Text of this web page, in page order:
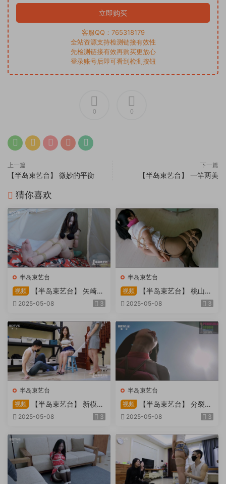
立即购买
客服QQ：765318179
全站资源支持检测链接有效性
先检测链接有效再购买更放心
登录账号后即可看到检测按钮
0 0
上一篇
【半岛束艺台】 微妙的平衡
下一篇
【半岛束艺台】 一竿两美
猜你喜欢
半岛束艺台
视频
【半岛束艺台】 矢崎
物业为您服务
2025-05-08 3
半岛束艺台
视频
【半岛束艺台】 桃山漫
画改编03 团缚美女超刺激玩
2025-05-08 3
半岛束艺台
视频
【半岛束艺台】 新模奎
因试镜，宛如阿紫再现
2025-05-08 3
半岛束艺台
视频
【半岛束艺台】 分裂的
快感：捆绑检阅式，车顶冷风
天。过路车辆..
2025-05-08 3